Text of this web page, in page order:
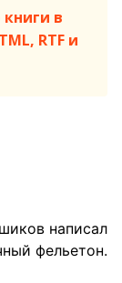
в
RTF и
написал
фельетон.